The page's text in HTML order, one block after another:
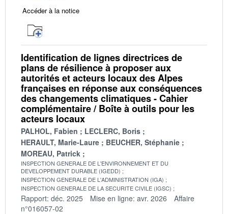
Accéder à la notice
Identification de lignes directrices de
plans de résilience à proposer aux
autorités et acteurs locaux des Alpes
françaises en réponse aux conséquences
des changements climatiques - Cahier
complémentaire / Boîte à outils pour les
acteurs locaux
PALHOL, Fabien
LECLERC, Boris
HERAULT, Marie-Laure
BEUCHER, Stéphanie
MOREAU, Patrick
INSPECTION GENERALE DE L'ENVIRONNEMENT ET DU
DEVELOPPEMENT DURABLE (IGEDD)
INSPECTION GENERALE DE L'ADMINISTRATION (IGA)
INSPECTION GENERALE DE LA SECURITE CIVILE (IGSC)
Rapport: déc. 2025 Mise en ligne: avr. 2026
Affaire
n°016057-02